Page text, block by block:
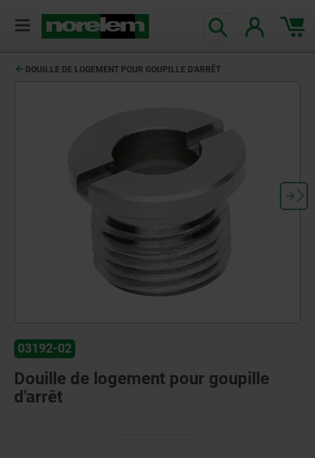
DOUILLE DE LOGEMENT POUR GOUPILLE D'ARRÊT
03192-02
Douille de logement pour goupille
d'arrêt